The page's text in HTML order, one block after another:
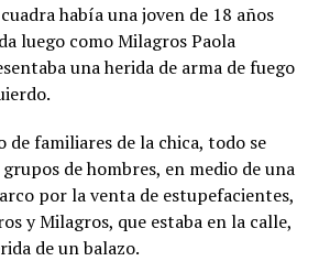
había una joven de 18 años
luego como Milagros Paola
una herida de arma de fuego
de familiares de la chica, todo se
de hombres, en medio de una
por la venta de estupefacientes,
y Milagros, que estaba en la calle,
de un balazo.